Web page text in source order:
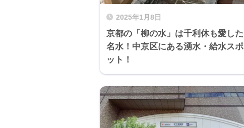
2025年1月8日
京都の「柳の水」は千利休も愛した
名水！中京区にある湧水・給水スポ
ット！